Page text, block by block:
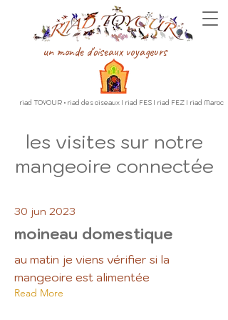
un monde d'oiseaux voyageurs
riad TOYOUR • riad des oiseaux I riad FES I riad FEZ I riad Maroc
les visites sur notre
mangeoire connectée
30 jun 2023
moineau domestique
au matin je viens vérifier si la
mangeoire est alimentée
Read More